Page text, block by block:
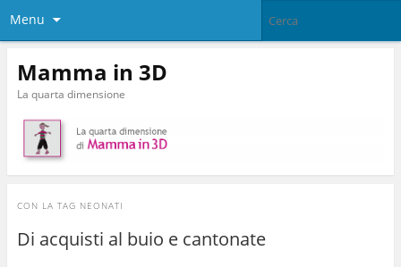
Menu
Mamma in 3D
La quarta dimensione
CON LA TAG NEONATI
Di acquisti al buio e cantonate